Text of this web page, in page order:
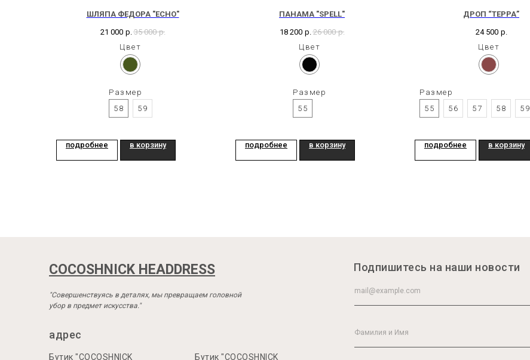
ШЛЯПА ФЕДОРА "ECHO"
21 000 р. 35 000 р.
Цвет
Размер
58
59
подробнее в корзину
ПАНАМА "SPELL"
18 200 р. 26 000 р.
Цвет
Размер
55
подробнее в корзину
ДРОП “ТЕРРА”
24 500 р.
Цвет
Размер
55
56 57 58 59
подробнее в корзину
адрес
"Совершенствуясь в деталях, мы превращаем головной
убор в предмет искусства."
Бутик "COCOSHNICK Бутик "COCOSHNICK
COCOSHNICK HEADDRESS Подпишитесь на наши новости